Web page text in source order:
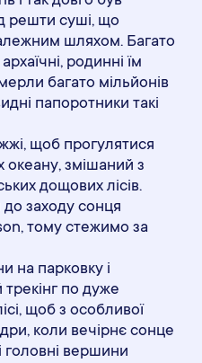
решти суші, що
шляхом. Багато
родинні їм
багато мільйонів
папоротники такі
щоб прогулятися
океану, змішаний з
дощових лісів.
заходу сонця
тому стежимо за
на парковку і
по дуже
щоб з особливої
коли вечірнє сонце
вершини